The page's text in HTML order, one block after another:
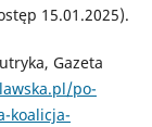
15.01.2025).
Gazeta
po-
koalicja-